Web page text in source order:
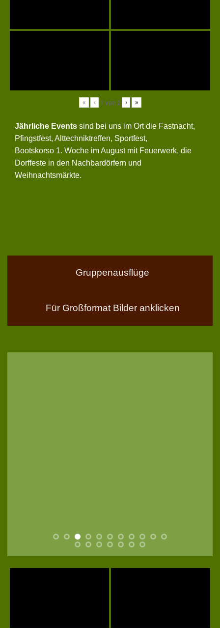
« ‹ 1 von 2 › »
Jährliche Events sind bei uns im Ort die Fastnacht,
Pfingstfest, Alttechniktreffen, Sportfest,
Bootskorso 1. Woche im August mit Feuerwerk, die
Dorffeste in den Nachbardörfern und
Weihnachtsmärkte.
Gruppenausflüge
Für Großformat Bilder anklicken